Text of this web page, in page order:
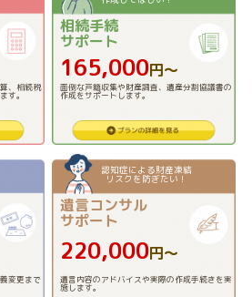
、相続税
す。
相続手続
サポート
165,000円〜
面倒な戸籍収集や財産調査、遺産分割協議書の
作成をサポートします。
変更まで
認知症による財産凍結
リスクを防ぎたい！
遺言コンサル
サポート
220,000円〜
遺言内容のアドバイスや実際の作成手続きを実
施します。